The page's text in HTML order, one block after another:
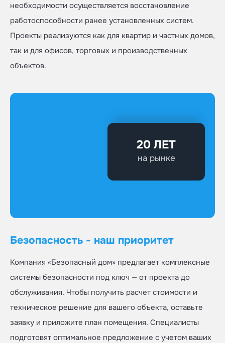
необходимости осуществляется восстановление
работоспособности ранее установленных систем.
Проекты реализуются как для квартир и частных домов,
так и для офисов, торговых и производственных
объектов.
20 ЛЕТ
на рынке
Безопасность - наш приоритет
Компания «Безопасный дом» предлагает комплексные
системы безопасности под ключ — от проекта до
обслуживания. Чтобы получить расчет стоимости и
техническое решение для вашего объекта, оставьте
заявку и приложите план помещения. Специалисты
подготовят оптимальное предложение с учетом ваших